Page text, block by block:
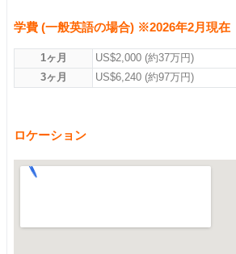
学費 (一般英語の場合) ※2026年2月現在
1ヶ月
US$2,000 (約37万円)
3ヶ月
US$6,240 (約97万円)
ロケーション